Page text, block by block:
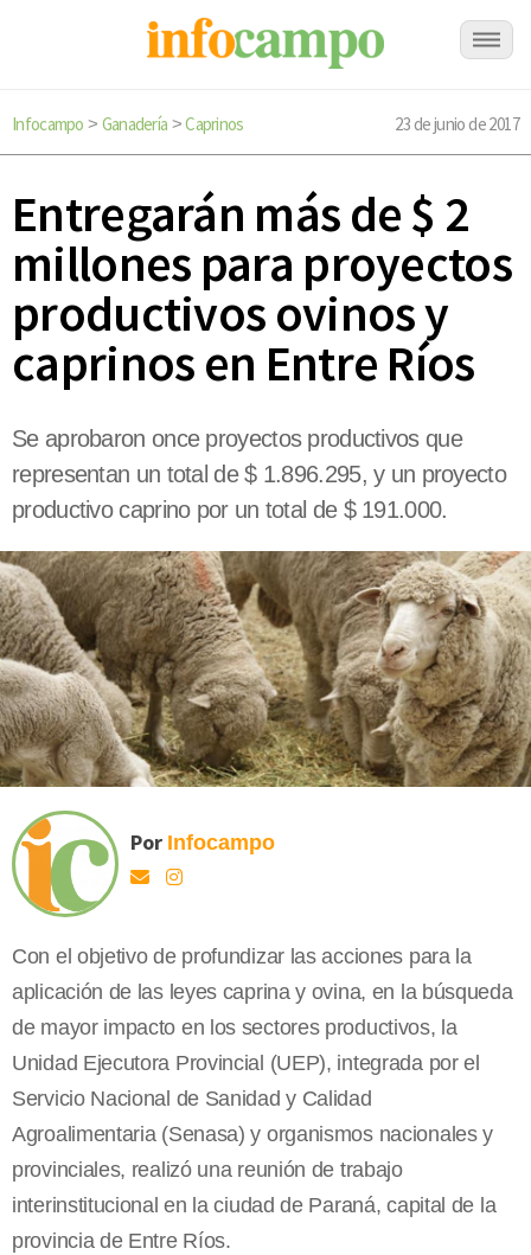
Infocampo > Ganadería >Caprinos 23 de junio de 2017
Entregarán más de $ 2
millones para proyectos
productivos ovinos y
caprinos en Entre Ríos
Se aprobaron once proyectos productivos que
representan un total de $ 1.896.295, y un proyecto
productivo caprino por un total de $ 191.000.
Por Infocampo
Con el objetivo de profundizar las acciones para la
aplicación de las leyes caprina y ovina, en la búsqueda
de mayor impacto en los sectores productivos, la
Unidad Ejecutora Provincial (UEP), integrada por el
Servicio Nacional de Sanidad y Calidad
Agroalimentaria (Senasa) y organismos nacionales y
provinciales, realizó una reunión de trabajo
interinstitucional en la ciudad de Paraná, capital de la
provincia de Entre Ríos.